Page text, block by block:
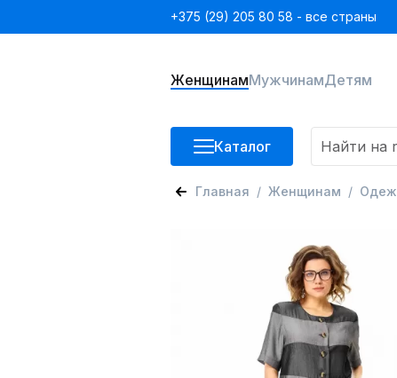
+375 (29) 205 80 58 - все страны
ЖенщинамМужчинамДетям
Каталог
Главная Женщинам